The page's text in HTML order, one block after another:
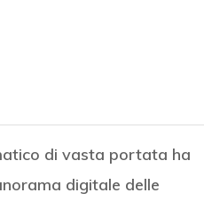
di vasta portata ha
digitale delle